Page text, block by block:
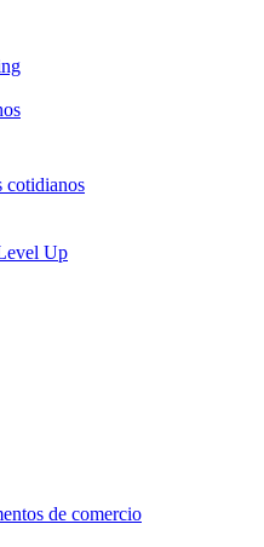
cotidianos
Up
de comercio